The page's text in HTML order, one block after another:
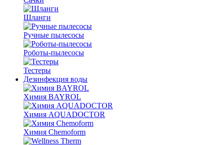
Шланги
Ручные пылесосы
Роботы-пылесосы
Тестеры
Дезинфекция воды
Химия BAYROL
Химия AQUADOCTOR
Химия Chemoform